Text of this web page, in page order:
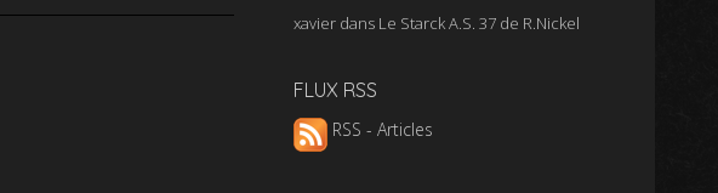
xavier dans Le Starck A.S. 37 de R.Nickel
FLUX RSS
RSS - Articles